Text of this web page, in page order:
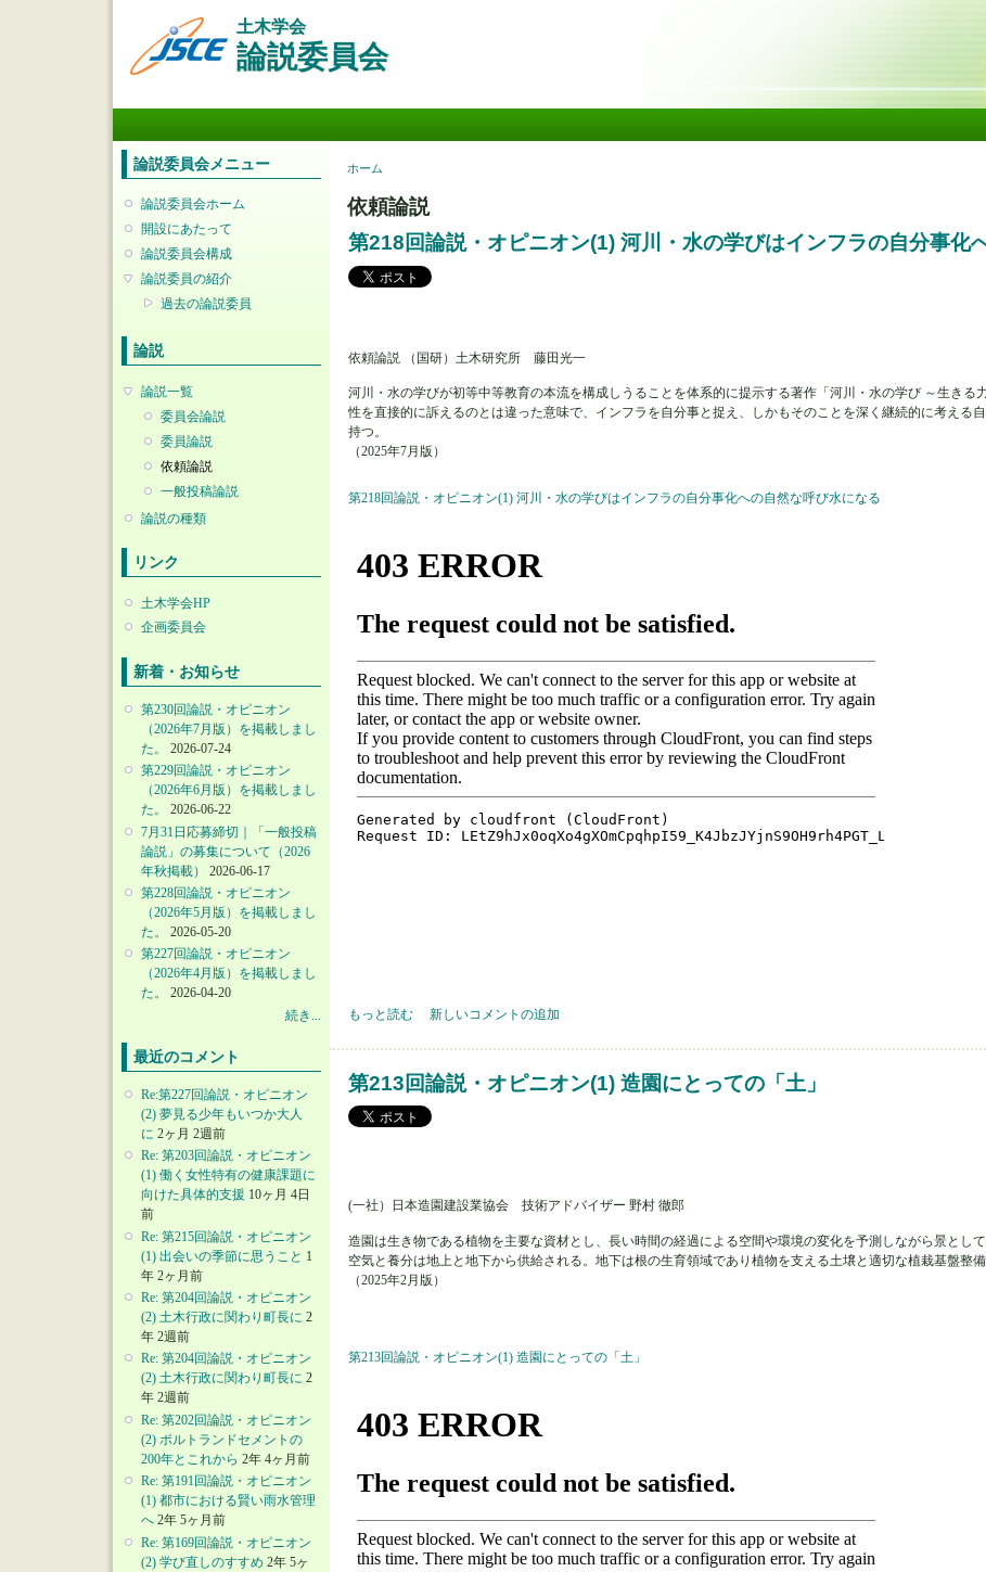
土木学会
論説委員会
論説委員会メニュー
論説委員会ホーム
開設にあたって
論説委員会構成
論説委員の紹介
過去の論説委員
論説
論説一覧
委員会論説
委員論説
依頼論説
一般投稿論説
論説の種類
リンク
土木学会HP
企画委員会
新着・お知らせ
第230回論説・オピニオン
（2026年7月版）を掲載しまし
た。
2026-07-24
第229回論説・オピニオン
（2026年6月版）を掲載しまし
た。
2026-06-22
7月31日応募締切｜「一般投稿
論説」の募集について（2026
年秋掲載）
2026-06-17
第228回論説・オピニオン
（2026年5月版）を掲載しまし
た。
2026-05-20
第227回論説・オピニオン
（2026年4月版）を掲載しまし
た。
2026-04-20
続き...
最近のコメント
Re:第227回論説・オピニオン
(2) 夢見る少年もいつか大人
に 2ヶ月 2週前
Re: 第203回論説・オピニオン
(1) 働く女性特有の健康課題に
向けた具体的支援 10ヶ月 4日
前
Re: 第215回論説・オピニオン
(1) 出会いの季節に思うこと 1
年 2ヶ月前
Re: 第204回論説・オピニオン
(2) 土木行政に関わり町長に 2
年 2週前
Re: 第204回論説・オピニオン
(2) 土木行政に関わり町長に 2
年 2週前
Re: 第202回論説・オピニオン
(2) ポルトランドセメントの
200年とこれから 2年 4ヶ月前
Re: 第191回論説・オピニオン
(1) 都市における賢い雨水管理
へ 2年 5ヶ月前
Re: 第169回論説・オピニオン
(2) 学び直しのすすめ 2年 5ヶ
現在地
ホーム
依頼論説
第218回論説・オピニオン(1) 河川・水の学びはインフラの自分事化
依頼論説 （国研）土木研究所 藤田光一
河川・水の学びが初等中等教育の本流を構成しうることを体系的に提示する著作「河川・水の学び ～生きる
性を直接的に訴えるのとは違った意味で、インフラを自分事と捉え、しかもそのことを深く継続的に考える
持つ。
（2025年7月版）
第218回論説・オピニオン(1) 河川・水の学びはインフラの自分事化への自然な呼び水になる
第218回論説・オピニオン(1) 河川・水の学びはインフラの自分事化への自然な呼び水になる について
もっと読む 新しいコメントの追加
第213回論説・オピニオン(1) 造園にとっての「土」
(一社）日本造園建設業協会 技術アドバイザー 野村 徹郎
造園は生き物である植物を主要な資材とし、長い時間の経過による空間や環境の変化を予測しながら景とし
空気と養分は地上と地下から供給される。地下は根の生育領域であり植物を支える土壌と適切な植栽基盤整
（2025年2月版）
第213回論説・オピニオン(1) 造園にとっての「土」